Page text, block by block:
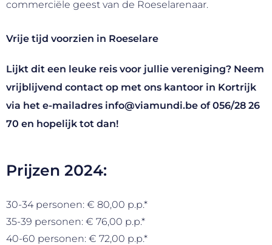
commerciële geest van de Roeselarenaar.
Vrije tijd voorzien in Roeselare
Lijkt dit een leuke reis voor jullie vereniging? Neem
vrijblijvend contact op met ons kantoor in Kortrijk
via het e-mailadres info@viamundi.be of056/28 26
70 en hopelijk tot dan!
Prijzen 2024:
30-34 personen: € 80,00 p.p.*
35-39 personen: € 76,00 p.p.*
40-60 personen: € 72,00 p.p.*